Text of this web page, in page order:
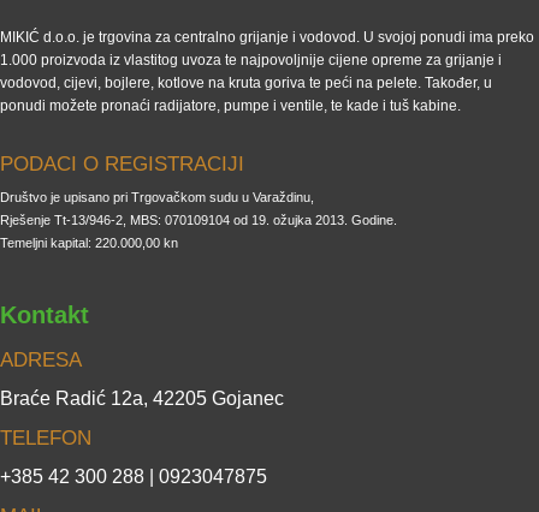
MIKIĆ d.o.o. je trgovina za centralno grijanje i vodovod. U svojoj ponudi ima preko
1.000 proizvoda iz vlastitog uvoza te najpovoljnije cijene opreme za grijanje i
vodovod, cijevi, bojlere, kotlove na kruta goriva te peći na pelete. Također, u
ponudi možete pronaći radijatore, pumpe i ventile, te kade i tuš kabine.
PODACI O REGISTRACIJI
Društvo je upisano pri Trgovačkom sudu u Varaždinu,
Rješenje Tt-13/946-2, MBS: 070109104 od 19. ožujka 2013. Godine.
Temeljni kapital: 220.000,00 kn
Kontakt
ADRESA
Braće Radić 12a, 42205 Gojanec
TELEFON
+385 42 300 288 | 0923047875